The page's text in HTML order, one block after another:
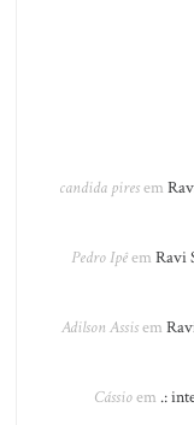
candida piresem
Pedro Ipêem Ravi
Adilson Assisem
Cássioem .: